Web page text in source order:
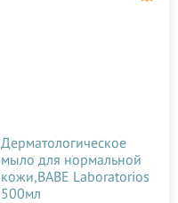
Дерматологическое
мыло для нормальной
кожи,BABE Laboratorios
500мл